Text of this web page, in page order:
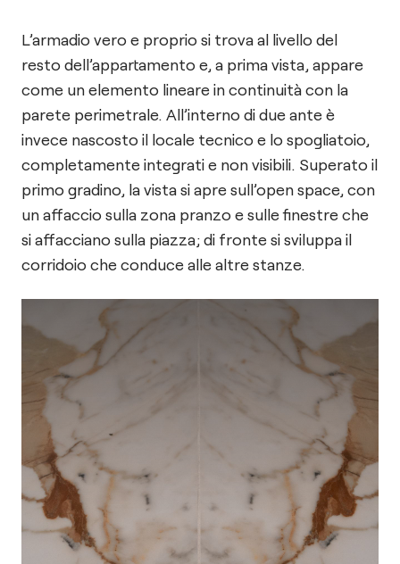
L’armadio vero e proprio si trova al livello del
resto dell’appartamento e, a prima vista, appare
come un elemento lineare in continuità con la
parete perimetrale. All’interno di due ante è
invece nascosto il locale tecnico e lo spogliatoio,
completamente integrati e non visibili. Superato il
primo gradino, la vista si apre sull’open space, con
un affaccio sulla zona pranzo e sulle finestre che
si affacciano sulla piazza; di fronte si sviluppa il
corridoio che conduce alle altre stanze.